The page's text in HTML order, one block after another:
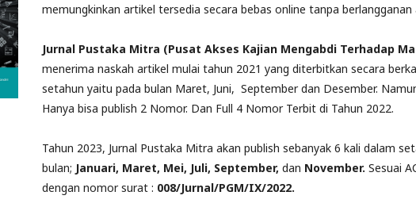
memungkinkan artikel tersedia secara bebas online tanpa berlangganan
Jurnal Pustaka Mitra (Pusat Akses Kajian Mengabdi Terhadap
menerima naskah artikel mulai tahun 2021 yang diterbitkan secara
setahun yaitu pada bulan Maret, Juni, September dan Desember.
Hanya bisa publish 2 Nomor. Dan Full 4 Nomor Terbit di Tahun 2022.
Tahun 2023, Jurnal Pustaka Mitra akan publish sebanyak 6 kali dalam
bulan; Januari, Maret, Mei, Juli, September, dan November. Sesuai
dengan nomor surat : 008/Jurnal/PGM/IX/2022.